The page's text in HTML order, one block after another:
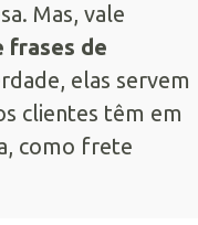
Mas, vale
frases de
elas servem
clientes têm em
como frete